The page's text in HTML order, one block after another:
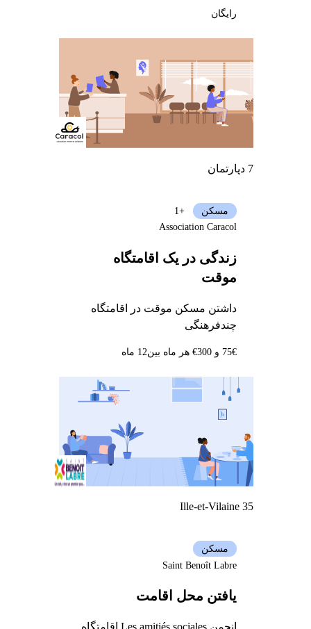
رایگان
7 دپارتمان
زندگی در یک اقامتگاه
موقت
داشتن مسکن موقت در اقامتگاه
چندفرهنگی
مسکن
+1
Association Caracol
75€ و 300€ هر ماه بین 12 ماه
Ille-et-Vilaine 35
یافتن محل اقامت
مسکن
Saint Benoît Labre